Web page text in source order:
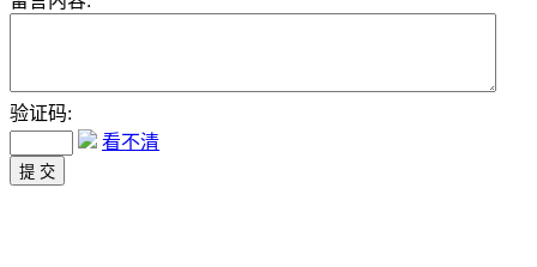
验证码:
看不清